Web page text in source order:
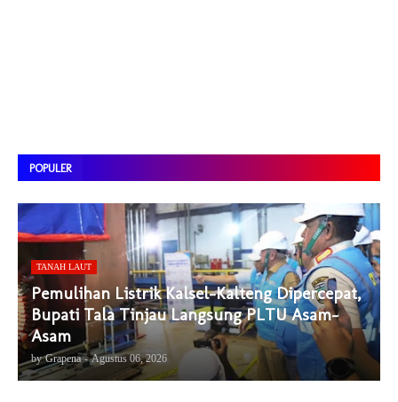
POPULER
TANAH LAUT
Pemulihan Listrik Kalsel-Kalteng Dipercepat,
Bupati Tala Tinjau Langsung PLTU Asam-
Asam
by Grapena - Agustus 06, 2026